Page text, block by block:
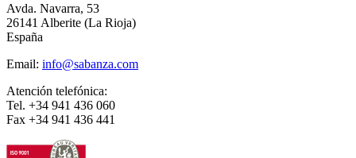
Avda. Navarra, 53
26141 Alberite (La Rioja)
España
Email: info@sabanza.com
Atención telefónica:
Tel. +34 941 436 060
Fax +34 941 436 441